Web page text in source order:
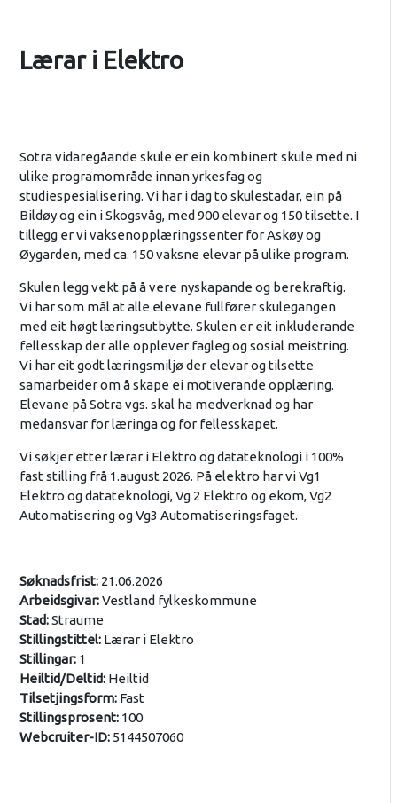
Lærar i Elektro
Sotra vidaregåande skule er ein kombinert skule med ni
ulike programområde innan yrkesfag og
studiespesialisering. Vi har i dag to skulestadar, ein på
Bildøy og ein i Skogsvåg, med 900 elevar og 150 tilsette. I
tillegg er vi vaksenopplæringssenter for Askøy og
Øygarden, med ca. 150 vaksne elevar på ulike program.
Skulen legg vekt på å vere nyskapande og berekraftig.
Vi har som mål at alle elevane fullfører skulegangen
med eit høgt læringsutbytte. Skulen er eit inkluderande
fellesskap der alle opplever fagleg og sosial meistring.
Vi har eit godt læringsmiljø der elevar og tilsette
samarbeider om å skape ei motiverande opplæring.
Elevane på Sotra vgs. skal ha medverknad og har
medansvar for læringa og for fellesskapet.
Vi søkjer etter lærar i Elektro og datateknologi i 100%
fast stilling frå 1.august 2026. På elektro har vi Vg1
Elektro og datateknologi, Vg 2 Elektro og ekom, Vg2
Automatisering og Vg3 Automatiseringsfaget.
Søknadsfrist:21.06.2026
Arbeidsgivar:Vestland fylkeskommune
Stad:Straume
Stillingstittel:Lærar i Elektro
Stillingar:1
Heiltid/Deltid:Heiltid
Tilsetjingsform:Fast
Stillingsprosent:100
Webcruiter-ID:5144507060